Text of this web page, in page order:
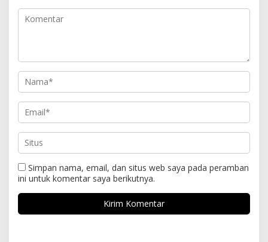
Simpan nama, email, dan situs web saya pada peramban
ini untuk komentar saya berikutnya.